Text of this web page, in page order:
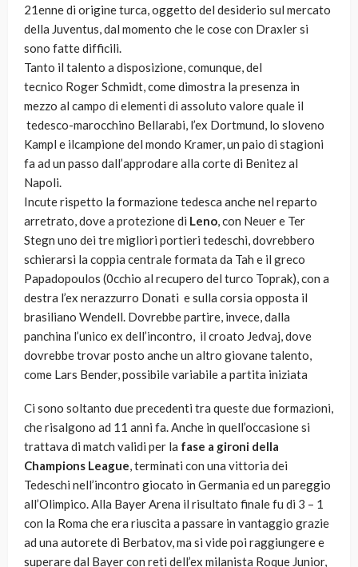
21enne di origine turca, oggetto del desiderio sul mercato
della Juventus, dal momento che le cose con Draxler si
sono fatte difficili.
Tanto il talento a disposizione, comunque, del
tecnico Roger Schmidt, come dimostra la presenza in
mezzo al campo di elementi di assoluto valore quale il
tedesco-marocchino Bellarabi, l’ex Dortmund, lo sloveno
Kampl e ilcampione del mondo Kramer, un paio di stagioni
fa ad un passo dall’approdare alla corte di Benitez al
Napoli.
Incute rispetto la formazione tedesca anche nel reparto
arretrato, dove a protezione di Leno, con Neuer e Ter
Stegn uno dei tre migliori portieri tedeschi, dovrebbero
schierarsi la coppia centrale formata da Tah e il greco
Papadopoulos (0cchio al recupero del turco Toprak), con a
destra l’ex nerazzurro Donati e sulla corsia opposta il
brasiliano Wendell. Dovrebbe partire, invece, dalla
panchina l’unico ex dell’incontro, il croato Jedvaj, dove
dovrebbe trovar posto anche un altro giovane talento,
come Lars Bender, possibile variabile a partita iniziata
Ci sono soltanto due precedenti tra queste due formazioni,
che risalgono ad 11 anni fa. Anche in quell’occasione si
trattava di match validi per la fase a gironi della
Champions League, terminati con una vittoria dei
Tedeschi nell’incontro giocato in Germania ed un pareggio
all’Olimpico. Alla Bayer Arena il risultato finale fu di 3 – 1
con la Roma che era riuscita a passare in vantaggio grazie
ad una autorete di Berbatov, ma si vide poi raggiungere e
superare dal Bayer con reti dell’ex milanista Roque Junior,